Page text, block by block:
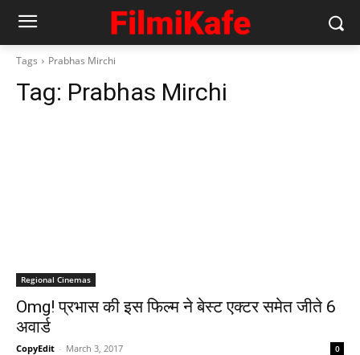
Tags Prabhas Mirchi
Tag: Prabhas Mirchi
Regional Cinemas
Omg! प्रभास की इस फिल्‍म ने बेस्‍ट एक्‍टर समेत जीते 6
अवार्ड
CopyEdit - March 3, 2017 0